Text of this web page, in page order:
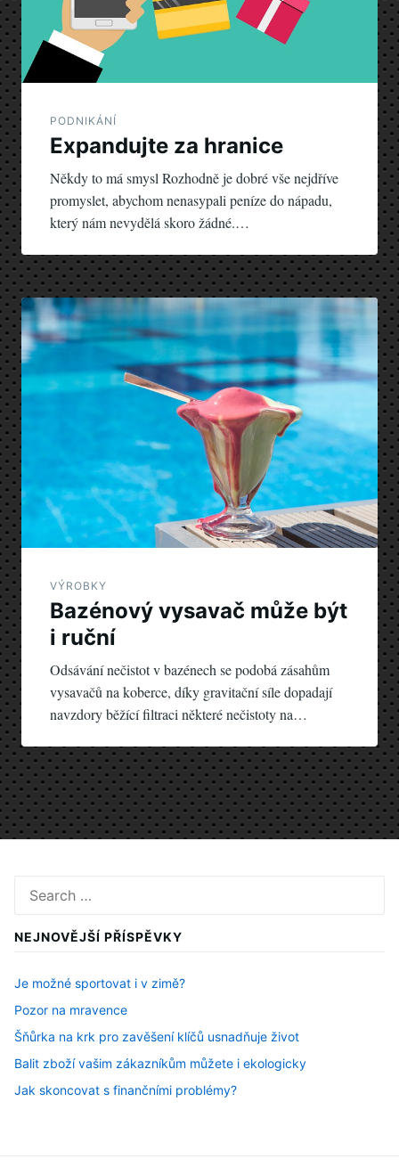
PODNIKÁNÍ
Expandujte za hranice
Někdy to má smysl Rozhodně je dobré vše nejdříve
promyslet, abychom nenasypali peníze do nápadu,
který nám nevydělá skoro žádné.…
VÝROBKY
Bazénový vysavač může být
i ruční
Odsávání nečistot v bazénech se podobá zásahům
vysavačů na koberce, díky gravitační síle dopadají
navzdory běžící filtraci některé nečistoty na…
for:
NEJNOVĚJŠÍ PŘÍSPĚVKY
Je možné sportovat i v zimě?
Pozor na mravence
Šňůrka na krk pro zavěšení klíčů usnadňuje život
Balit zboží vašim zákazníkům můžete i ekologicky
Jak skoncovat s finančními problémy?